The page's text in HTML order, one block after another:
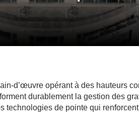
d’œuvre opérant à des hauteurs
durablement la gestion des
de pointe qui